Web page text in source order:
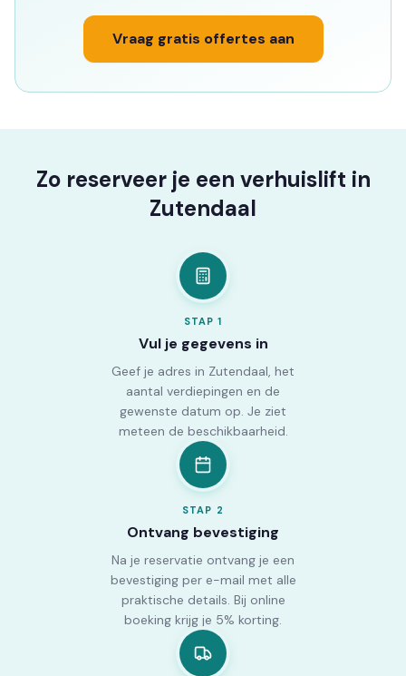
Vraag gratis offertes aan
Zo reserveer je een verhuislift in
Zutendaal
STAP1
Vul je gegevens in
Geef je adres in Zutendaal, het
aantal verdiepingen en de
gewenste datum op. Je ziet
meteen de beschikbaarheid.
STAP 2
Ontvang bevestiging
Na je reservatie ontvang je een
bevestiging per e-mail met alle
praktische details. Bij online
boeking krijg je 5% korting.